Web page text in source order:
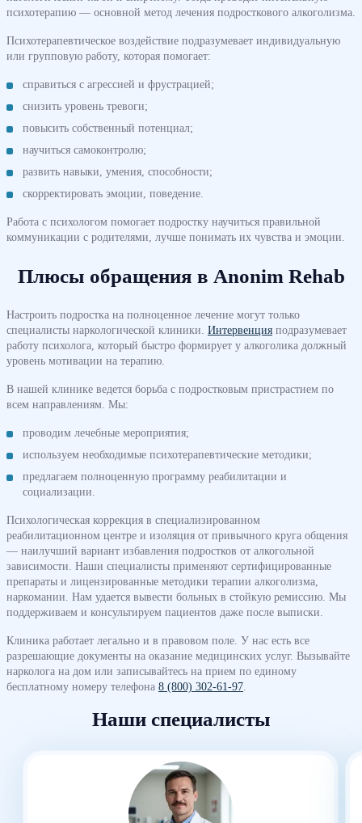
психотерапию — основной метод лечения подросткового алкоголизма.
Психотерапевтическое воздействие подразумевает индивидуальную
или групповую работу, которая помогает:
справиться с агрессией и фрустрацией;
снизить уровень тревоги;
повысить собственный потенциал;
научиться самоконтролю;
развить навыки, умения, способности;
скорректировать эмоции, поведение.
Работа с психологом помогает подростку научиться правильной
коммуникации с родителями, лучше понимать их чувства и эмоции.
Плюсы обращения в Anonim Rehab
Настроить подростка на полноценное лечение могут только
специалисты наркологической клиники. Интервенция подразумевает
работу психолога, который быстро формирует у алкоголика должный
уровень мотивации на терапию.
В нашей клинике ведется борьба с подростковым пристрастием по
всем направлениям. Мы:
проводим лечебные мероприятия;
используем необходимые психотерапевтические методики;
предлагаем полноценную программу реабилитации и
социализации.
Психологическая коррекция в специализированном
реабилитационном центре и изоляция от привычного круга общения
— наилучший вариант избавления подростков от алкогольной
зависимости. Наши специалисты применяют сертифицированные
препараты и лицензированные методики терапии алкоголизма,
наркомании. Нам удается вывести больных в стойкую ремиссию. Мы
поддерживаем и консультируем пациентов даже после выписки.
Клиника работает легально и в правовом поле. У нас есть все
разрешающие документы на оказание медицинских услуг. Вызывайте
нарколога на дом или записывайтесь на прием по единому
бесплатному номеру телефона 8 (800) 302-61-97.
Наши специалисты